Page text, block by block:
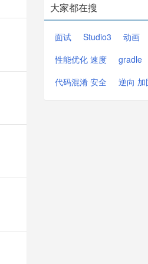
大家都在搜
面试 Studio3 动画
性能优化 速度
gradle
代码混淆 安全
逆向 加